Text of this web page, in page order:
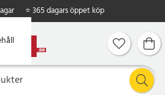
⭐ 365 dagars öppet köp